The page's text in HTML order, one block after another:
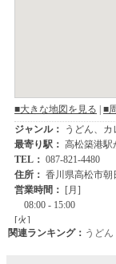
関連ランキング： うどん